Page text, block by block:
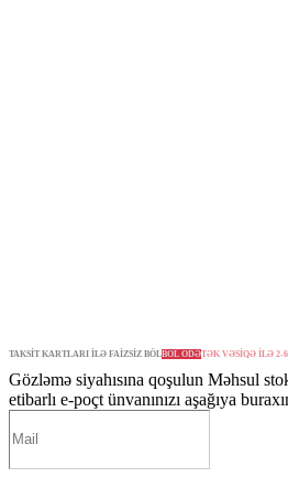
TAKSİT KARTLARI İLƏ FAİZSİZ BÖLBÖL ÖDƏTƏK VƏSİQƏ İLƏ 2-
Gözləmə siyahısına qoşulun Məhsul
etibarlı e-poçt ünvanınızı aşağıya